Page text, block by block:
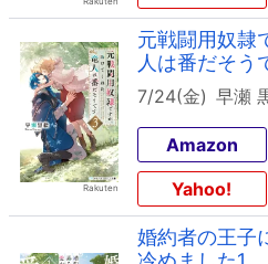
元戦闘用奴隷
人は番だそう
7/24(金) 早瀬
Amazon
Yahoo!
婚約者の王子